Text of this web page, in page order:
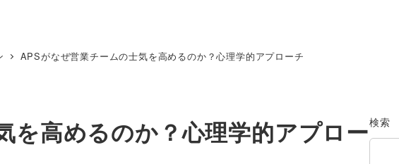
APSがなぜ営業チームの士気を高めるのか？心理学的アプローチ
を高めるのか？心理学的アプロー検索